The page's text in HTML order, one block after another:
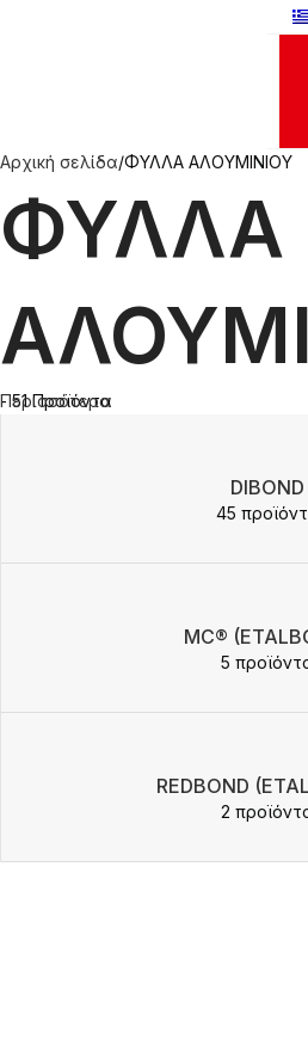
Αρχική σελίδα ΦΥΛΛΑ ΑΛΟΥΜΙΝΙΟΥ
ΦΥΛΛΑ
- 51 Προϊόντα
Περισσότερα
DIBOND
45
MC®
5
REDBOND
2